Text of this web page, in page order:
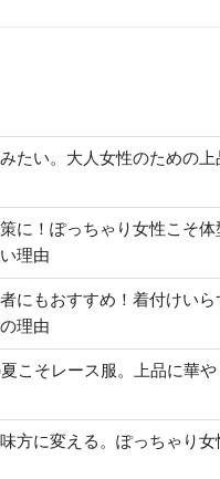
たい。大人女性のための
に！ぽっちゃり女性こそ
理由
にもおすすめ！着付けいら
理由
こそレース服。上品に華
方に変える。ぽっちゃり